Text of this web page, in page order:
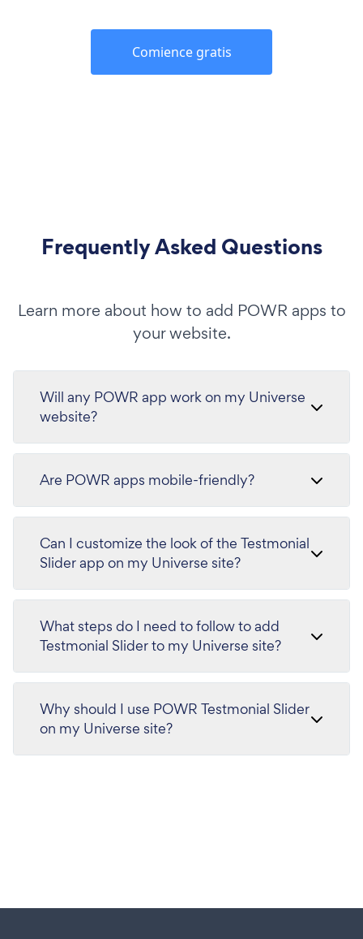
Comience gratis
Frequently Asked Questions
Learn more about how to add POWR apps to
your website.
Will any POWR app work on my Universe
website?
Are POWR apps mobile-friendly?
Can I customize the look of the Testmonial
Slider app on my Universe site?
What steps do I need to follow to add
Testmonial Slider to my Universe site?
Why should I use POWR Testmonial Slider
on my Universe site?